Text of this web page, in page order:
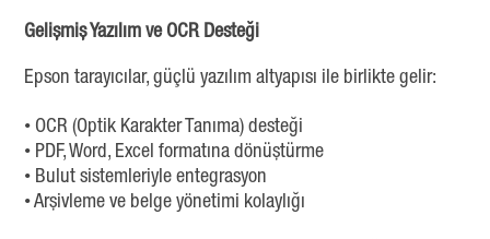
Gelişmiş Yazılım ve OCR Desteği
Epson tarayıcılar, güçlü yazılım altyapısı ile birlikte gelir:
• OCR (Optik Karakter Tanıma) desteği
• PDF, Word, Excel formatına dönüştürme
• Bulut sistemleriyle entegrasyon
• Arşivleme ve belge yönetimi kolaylığı